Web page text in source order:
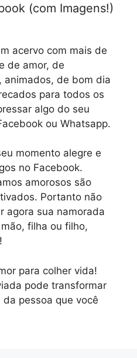
(com Imagens!)
acervo com mais de
de amor, de
animados, de bom dia
para todos os
algo do seu
ou Whatsapp.
momento alegre e
no Facebook.
amorosos são
Portanto não
agora sua namorada
filha ou filho,
para colher vida!
pode transformar
pessoa que você